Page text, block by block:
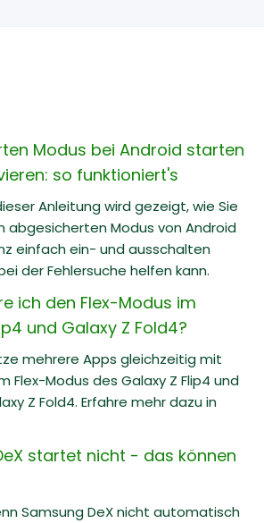
Modus bei Android starten
so funktioniert's
Anleitung wird gezeigt, wie Sie
abgesicherten Modus von Android
einfach ein- und ausschalten
der Fehlersuche helfen kann.
ich den Flex-Modus im
und Galaxy Z Fold4?
mehrere Apps gleichzeitig mit
Flex-Modus des Galaxy Z Flip4 und
Z Fold4. Erfahre mehr dazu in
startet nicht - das können
Samsung DeX nicht automatisch